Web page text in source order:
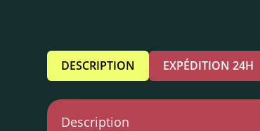
DESCRIPTION EXPÉDITION 24H
Description